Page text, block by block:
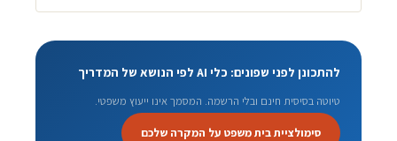
להתכונן לפני שפונים: כלי AI לפי הנושא של המדריך
טיוטה בסיסית חינם ובלי הרשמה. המסמך אינו ייעוץ משפטי.
סימולציית בית משפט על המקרה שלכם